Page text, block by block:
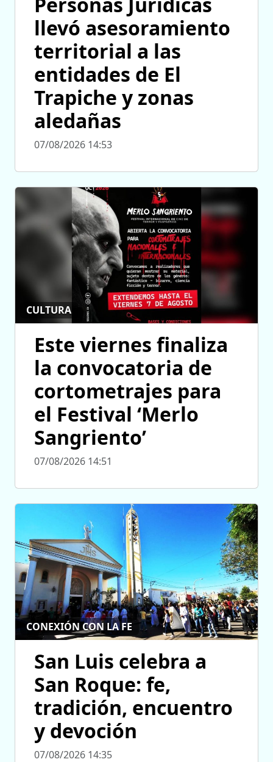
llevó asesoramiento
territorial a las
entidades de El
Trapiche y zonas
aledañas
07/08/2026 14:53
CULTURA
Este viernes finaliza
la convocatoria de
cortometrajes para
el Festival ‘Merlo
Sangriento’
07/08/2026 14:51
CONEXIÓN CON LA FE
San Luis celebra a
San Roque: fe,
tradición, encuentro
y devoción
07/08/2026 14:35